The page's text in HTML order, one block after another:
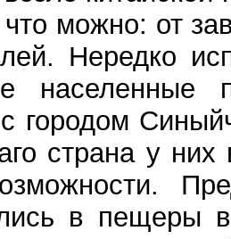
можно: от
Нередко
населенные
городом
страна у них
в пещеры